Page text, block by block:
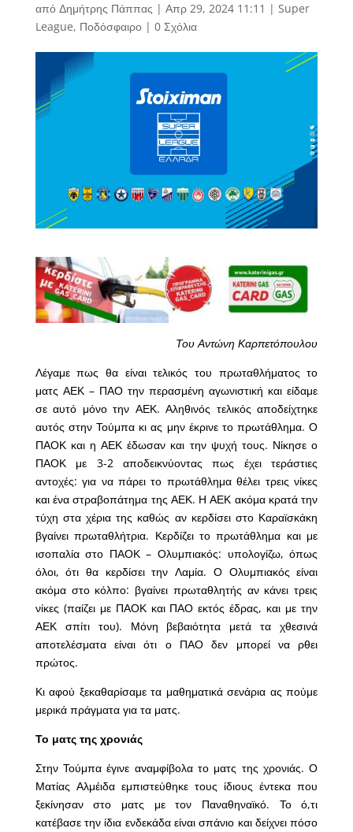
από Δημήτρης Πάππας | Απρ 29, 2024 11:11 | Super
League, Ποδόσφαιρο| 0 Σχόλια
Του Αντώνη Καρπετόπουλου
Λέγαμε πως θα είναι τελικός του πρωταθλήματος το
ματς ΑΕΚ – ΠΑΟ την περασμένη αγωνιστική και είδαμε
σε αυτό μόνο την ΑΕΚ. Αληθινός τελικός αποδείχτηκε
αυτός στην Τούμπα κι ας μην έκρινε το πρωτάθλημα. Ο
ΠΑΟΚ και η ΑΕΚ έδωσαν και την ψυχή τους. Νίκησε ο
ΠΑΟΚ με 3-2 αποδεικνύοντας πως έχει τεράστιες
αντοχές: για να πάρει το πρωτάθλημα θέλει τρεις νίκες
και ένα στραβοπάτημα της ΑΕΚ. Η ΑΕΚ ακόμα κρατά την
τύχη στα χέρια της καθώς αν κερδίσει στο Καραϊσκάκη
βγαίνει πρωταθλήτρια. Κερδίζει το πρωτάθλημα και με
ισοπαλία στο ΠΑΟΚ – Ολυμπιακός: υπολογίζω, όπως
όλοι, ότι θα κερδίσει την Λαμία. Ο Ολυμπιακός είναι
ακόμα στο κόλπο: βγαίνει πρωταθλητής αν κάνει τρεις
νίκες (παίζει με ΠΑΟΚ και ΠΑΟ εκτός έδρας, και με την
ΑΕΚ σπίτι του). Μόνη βεβαιότητα μετά τα χθεσινά
αποτελέσματα είναι ότι ο ΠΑΟ δεν μπορεί να ρθει
πρώτος.
Κι αφού ξεκαθαρίσαμε τα μαθηματικά σενάρια ας πούμε
μερικά πράγματα για τα ματς.
Το ματς της χρονιάς
Στην Τούμπα έγινε αναμφίβολα το ματς της χρονιάς. Ο
Ματίας Αλμέιδα εμπιστεύθηκε τους ίδιους έντεκα που
ξεκίνησαν στο ματς με τον Παναθηναϊκό. Το ό,τι
κατέβασε την ίδια ενδεκάδα είναι σπάνιο και δείχνει πόσο